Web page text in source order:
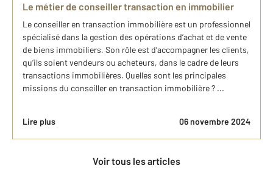
Le métier de conseiller transaction en immobilier
Le conseiller en transaction immobilière est un professionnel
spécialisé dans la gestion des opérations d’achat et de vente
de biens immobiliers. Son rôle est d’accompagner les clients,
qu’ils soient vendeurs ou acheteurs, dans le cadre de leurs
transactions immobilières. Quelles sont les principales
missions du conseiller en transaction immobilière ? ...
Lire plus 06 novembre 2024
Voir tous les articles